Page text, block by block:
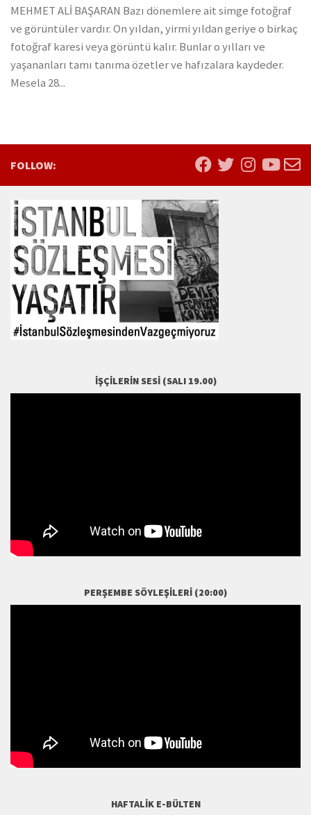
MEHMET ALİ BAŞARAN Bazı dönemlere ait simge fotoğraf
ve görüntüler vardır. On yıldan, yirmi yıldan geriye o birkaç
fotoğraf karesi veya görüntü kalır. Bunlar o yılları ve
yaşananları tamı tanıma özetler ve hafızalara kaydeder.
Mesela 28...
FOLLOW:
İŞÇILERIN SESI (SALI 19.00)
PERŞEMBE SÖYLEŞILERI (20:00)
HAFTALIK E-BÜLTEN